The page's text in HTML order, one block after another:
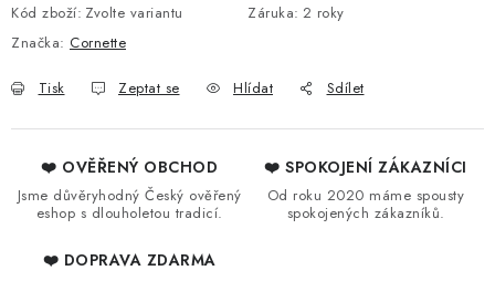
Kód zboží: Zvolte variantu Záruka: 2 roky
Značka: Cornette
Tisk Zeptat se Hlídat Sdílet
❤️ OVĚŘENÝ OBCHOD
Jsme důvěryhodný Český ověřený
eshop s dlouholetou tradicí.
❤️ SPOKOJENÍ ZÁKAZNÍCI
Od roku 2020 máme spousty
spokojených zákazníků.
❤️ DOPRAVA ZDARMA